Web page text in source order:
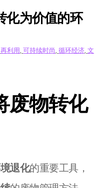
化为价值的环
再利用,可持续时尚,循环经济,文
废物转化
退化的重要工具，